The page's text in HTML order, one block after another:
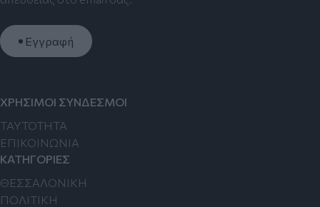
Εγγραφή
ΧΡΗΣΙΜΟΙ ΣΥΝΔΕΣΜΟΙ
TAYTOTHTA
ΕΠΙΚΟΙΝΩΝΙΑ
ΚΑΤΗΓΟΡΙΕΣ
ΘΕΣΣΑΛΟΝΙΚΗ
ΠΟΛΙΤΙΚΗ